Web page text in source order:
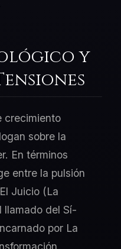
y
crecimiento
sobre la
En términos
entre la pulsión
Juicio (La
llamado del Sí-
por La